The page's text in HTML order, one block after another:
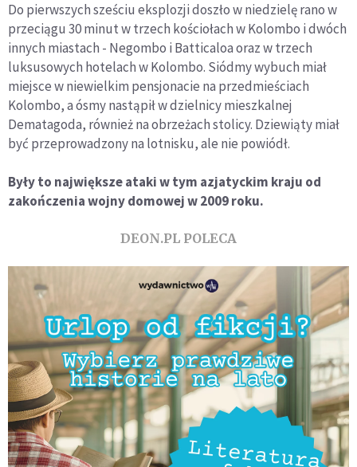
Do pierwszych sześciu eksplozji doszło w niedzielę rano w
przeciągu 30 minut w trzech kościołach w Kolombo i dwóch
innych miastach - Negombo i Batticaloa oraz w trzech
luksusowych hotelach w Kolombo. Siódmy wybuch miał
miejsce w niewielkim pensjonacie na przedmieściach
Kolombo, a ósmy nastąpił w dzielnicy mieszkalnej
Dematagoda, również na obrzeżach stolicy. Dziewiąty miał
być przeprowadzony na lotnisku, ale nie powiódł.
Były to największe ataki w tym azjatyckim kraju od
zakończenia wojny domowej w 2009 roku.
DEON.PL POLECA